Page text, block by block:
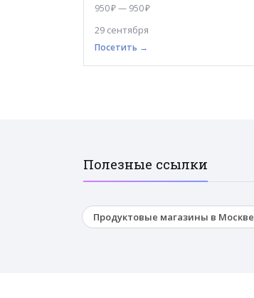
950 ₽ — 950 ₽
29 сентября
Посетить →
Полезные ссылки
Продуктовые магазины в Москве